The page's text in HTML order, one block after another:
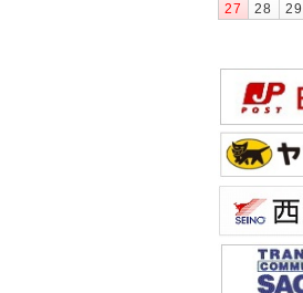
27
28 29